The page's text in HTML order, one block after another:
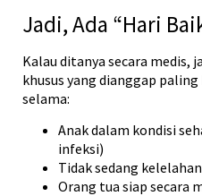
Jadi, Ada “Hari
Kalau ditanya secara medis,
khusus yang dianggap
selama:
Anak dalam kondisi
infeksi)
Tidak sedang
Orang tua siap secara